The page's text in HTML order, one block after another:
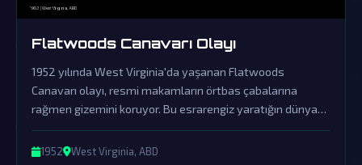
Flatwoods Canavarı Olayı
1952 yılında West Virginia'da yaşanan Flatwoods
Canavarı olayı, resmi makamların örtbas çabalarına
rağmen gizemini koruyor. Bu esrarengiz yaratığın dünya
dışı varlıklar tarafından gerçekleştirilen kaçırma ve
gözlem operasyonlarının bir parçası olduğu teorileri güçlü
1952 West Virginia, ABD